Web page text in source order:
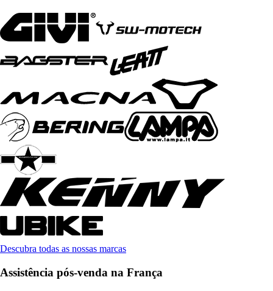
Descubra todas as nossas marcas
Assistência pós-venda na França